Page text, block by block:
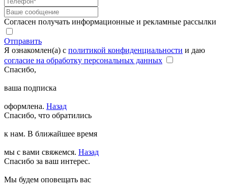
Согласен получать информационные и рекламные рассылки
Отправить
Я ознакомлен(а) с политикой конфиденциальности и даю
согласие на обработку персональных данных
Спасибо,
ваша подписка
оформлена. Назад
Спасибо, что обратились
к нам. В ближайшее время
мы с вами свяжемся. Назад
Спасибо за ваш интерес.
Мы будем оповещать вас